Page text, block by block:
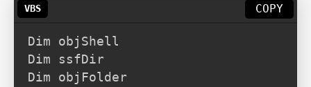
COPY
Dim objShell
Dim ssfDir
Dim objFolder